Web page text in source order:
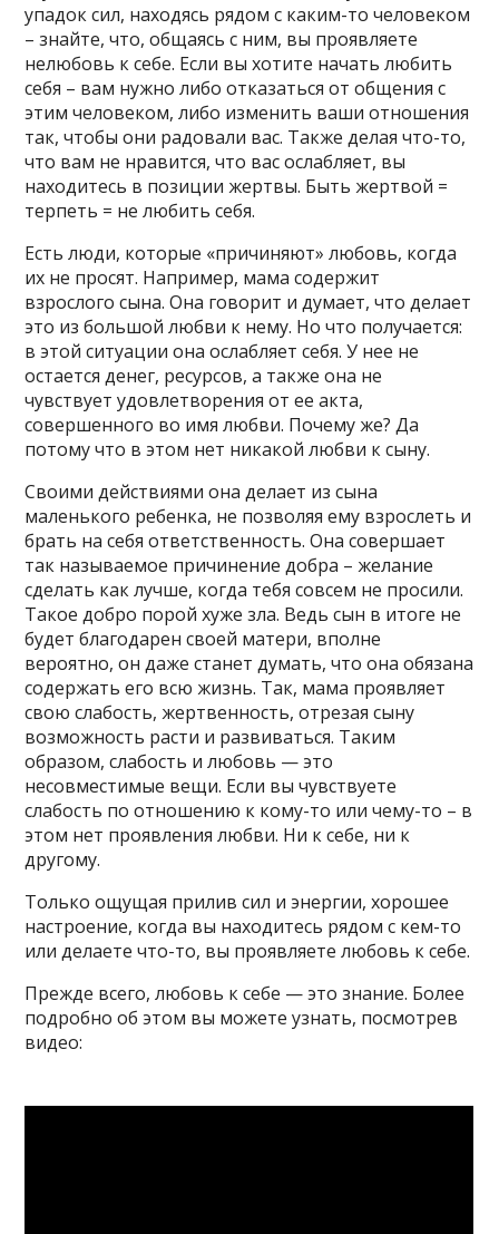
упадок сил, находясь рядом с каким-то человеком
– знайте, что, общаясь с ним, вы проявляете
нелюбовь к себе. Если вы хотите начать любить
себя – вам нужно либо отказаться от общения с
этим человеком, либо изменить ваши отношения
так, чтобы они радовали вас. Также делая что-то,
что вам не нравится, что вас ослабляет, вы
находитесь в позиции жертвы. Быть жертвой =
терпеть = не любить себя.
Есть люди, которые «причиняют» любовь, когда
их не просят. Например, мама содержит
взрослого сына. Она говорит и думает, что делает
это из большой любви к нему. Но что получается:
в этой ситуации она ослабляет себя. У нее не
остается денег, ресурсов, а также она не
чувствует удовлетворения от ее акта,
совершенного во имя любви. Почему же? Да
потому что в этом нет никакой любви к сыну.
Своими действиями она делает из сына
маленького ребенка, не позволяя ему взрослеть и
брать на себя ответственность. Она совершает
так называемое причинение добра – желание
сделать как лучше, когда тебя совсем не просили.
Такое добро порой хуже зла. Ведь сын в итоге не
будет благодарен своей матери, вполне
вероятно, он даже станет думать, что она обязана
содержать его всю жизнь. Так, мама проявляет
свою слабость, жертвенность, отрезая сыну
возможность расти и развиваться. Таким
образом, слабость и любовь — это
несовместимые вещи. Если вы чувствуете
слабость по отношению к кому-то или чему-то – в
этом нет проявления любви. Ни к себе, ни к
другому.
Только ощущая прилив сил и энергии, хорошее
настроение, когда вы находитесь рядом с кем-то
или делаете что-то, вы проявляете любовь к себе.
Прежде всего, любовь к себе — это знание. Более
подробно об этом вы можете узнать, посмотрев
видео: